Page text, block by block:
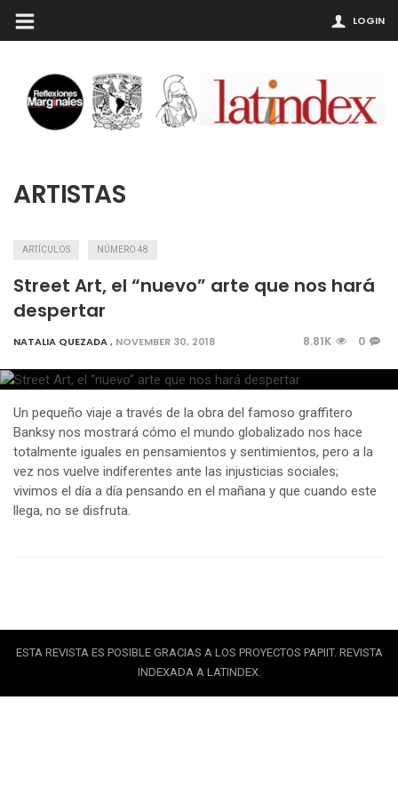
LOGIN
ARTISTAS
ARTÍCULOS NÚMERO 48
Street Art, el “nuevo” arte que nos hará
despertar
NATALIA QUEZADA, NOVEMBER 30, 2018 8.81K 0
Un pequeño viaje a través de la obra del famoso graffitero
Banksy nos mostrará cómo el mundo globalizado nos hace
totalmente iguales en pensamientos y sentimientos, pero a la
vez nos vuelve indiferentes ante las injusticias sociales;
vivimos el día a día pensando en el mañana y que cuando este
llega, no se disfruta.
ESTA REVISTA ES POSIBLE GRACIAS A LOS PROYECTOS PAPIIT. REVISTA
INDEXADA A LATINDEX.